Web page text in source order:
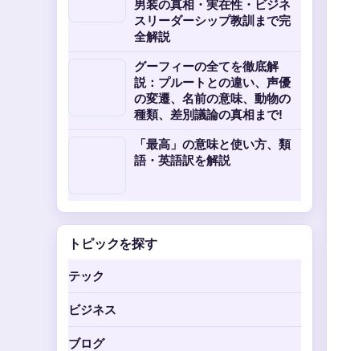
男装の真相・実在性・ビジネ
スリーダーシップ教訓まで完
全解説
グーフィーの全てを徹底解
説：プルートとの違い、声優
の変遷、名前の意味、動物の
種類、差別議論の真相まで!
「最高」の意味と使い方、類
語・英語訳を解説
トピックを探す
テック
ビジネス
ブログ